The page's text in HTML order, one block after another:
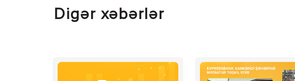
Digər xəbərlər